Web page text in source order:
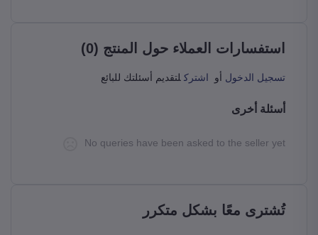
استفسارات العملاء حول المنتج (0)
تسجيل الدخول أو اشترك لتقديم أسئلتك للبائع
أسئلة أخرى
No queries have been asked to the seller yet
تُشترى معًا بشكل متكرر